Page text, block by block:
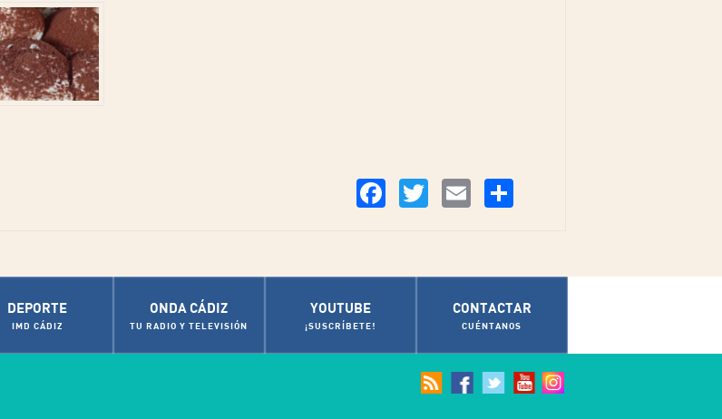
FacebookTwitter Email
DEPORTE
IMD CÁDIZ
ONDA CÁDIZ
TU RADIO Y TELEVISIÓN
YOUTUBE
¡SUSCRÍBETE!
CONTACTAR
CUÉNTANOS